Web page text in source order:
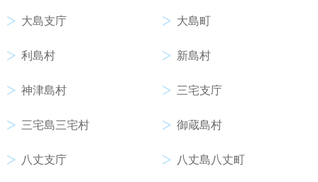
大島支庁 大島町
利島村 新島村
神津島村 三宅支庁
三宅島三宅村 御蔵島村
八丈支庁 八丈島八丈町